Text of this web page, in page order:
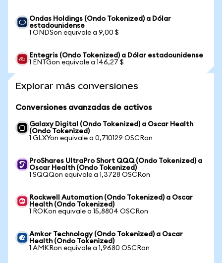
Ondas Holdings (Ondo Tokenized) a Dólar
estadounidense
1 ONDSon equivale a 9,00 $
Entegris (Ondo Tokenized) a Dólar estadounidense
1 ENTGon equivale a 146,27 $
Explorar más conversiones
Conversiones avanzadas de activos
Galaxy Digital (Ondo Tokenized) a Oscar Health
(Ondo Tokenized)
1 GLXYon equivale a 0,710129 OSCRon
ProShares UltraPro Short QQQ (Ondo Tokenized) a
Oscar Health (Ondo Tokenized)
1 SQQQon equivale a 1,3728 OSCRon
Rockwell Automation (Ondo Tokenized) a Oscar
Health (Ondo Tokenized)
1 ROKon equivale a 15,8804 OSCRon
Amkor Technology (Ondo Tokenized) a Oscar
Health (Ondo Tokenized)
1 AMKRon equivale a 1,9680 OSCRon